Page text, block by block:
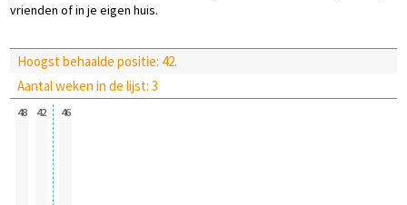
vrienden of in je eigen huis.
Hoogst behaalde positie: 42.
Aantal weken in de lijst: 3
48 42 46